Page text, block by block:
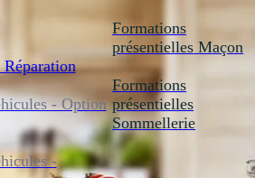
- Option
-
Formations
présentielles Maçon
Formations
présentielles
Sommellerie